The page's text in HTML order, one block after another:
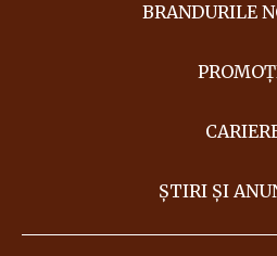
BRANDURILE
ȘTIRI ȘI